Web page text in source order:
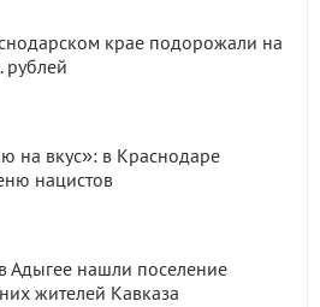
крае подорожали на
рублей
на вкус»: в Краснодаре
нацистов
Адыгее нашли поселение
жителей Кавказа